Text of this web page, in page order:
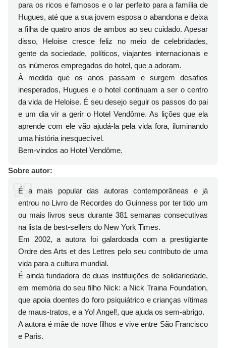
para os ricos e famosos e o lar perfeito para a família de
Hugues, até que a sua jovem esposa o abandona e deixa
a filha de quatro anos de ambos ao seu cuidado. Apesar
disso, Heloise cresce feliz no meio de celebridades,
gente da sociedade, políticos, viajantes internacionais e
os inúmeros empregados do hotel, que a adoram.
À medida que os anos passam e surgem desafios
inesperados, Hugues e o hotel continuam a ser o centro
da vida de Heloise. É seu desejo seguir os passos do pai
e um dia vir a gerir o Hotel Vendôme. As lições que ela
aprende com ele vão ajudá-la pela vida fora, iluminando
uma história inesquecível.
Bem-vindos ao Hotel Vendôme.
Sobre autor:
É a mais popular das autoras contemporâneas e já
entrou no Livro de Recordes do Guinness por ter tido um
ou mais livros seus durante 381 semanas consecutivas
na lista de best-sellers do New York Times.
Em 2002, a autora foi galardoada com a prestigiante
Ordre des Arts et des Lettres pelo seu contributo de uma
vida para a cultura mundial.
É ainda fundadora de duas instituições de solidariedade,
em memória do seu filho Nick: a Nick Traina Foundation,
que apoia doentes do foro psiquiátrico e crianças vítimas
de maus-tratos, e a Yo! Angel!, que ajuda os sem-abrigo.
A autora é mãe de nove filhos e vive entre São Francisco
e Paris.